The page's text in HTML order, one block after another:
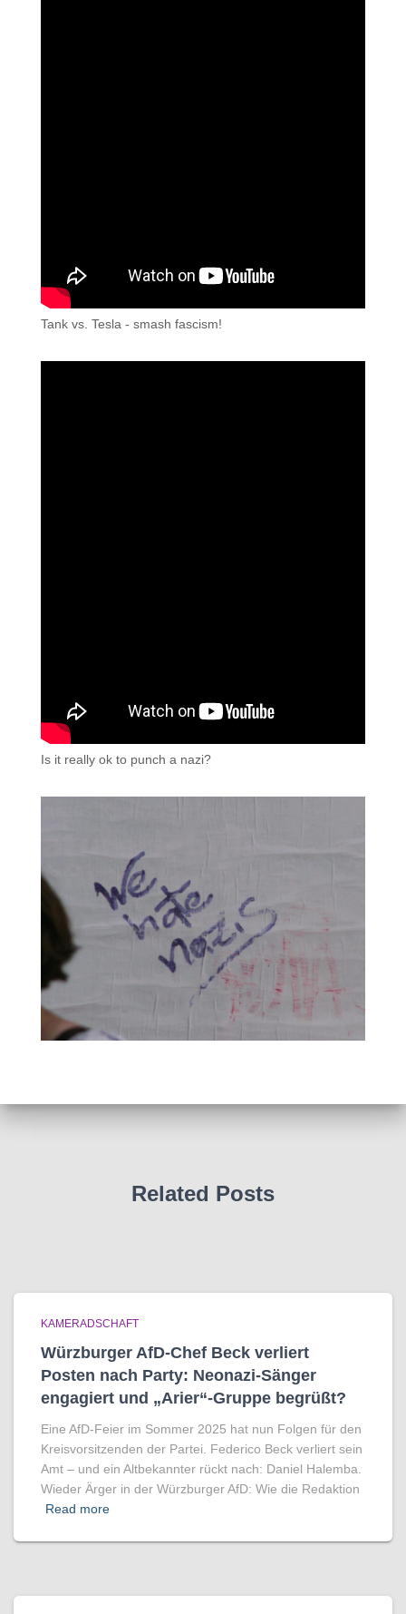
Tank vs. Tesla - smash fascism!
Is it really ok to punch a nazi?
Related Posts
KAMERADSCHAFT
Würzburger AfD-Chef Beck verliert
Posten nach Party: Neonazi-Sänger
engagiert und „Arier“-Gruppe begrüßt?
Eine AfD-Feier im Sommer 2025 hat nun Folgen für den
Kreisvorsitzenden der Partei. Federico Beck verliert sein
Amt – und ein Altbekannter rückt nach: Daniel Halemba.
Wieder Ärger in der Würzburger AfD: Wie die Redaktion
Read more